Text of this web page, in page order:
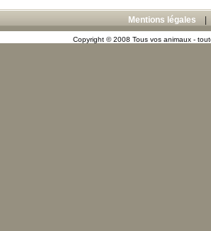
Mentions légales
Copyright © 2008 Tous vos animaux -